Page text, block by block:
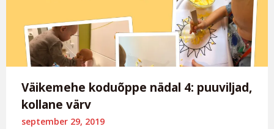
Väikemehe koduõppe nädal 4: puuviljad,
kollane värv
september 29, 2019